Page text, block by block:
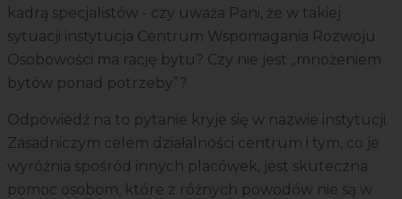
kadrą specjalistów - czy uważa Pani, że w takiej
sytuacji instytucja Centrum Wspomagania Rozwoju
Osobowości ma rację bytu? Czy nie jest „mnożeniem
bytów ponad potrzeby”?
Odpowiedź na to pytanie kryje się w nazwie instytucji.
Zasadniczym celem działalności centrum i tym, co je
wyróżnia spośród innych placówek, jest skuteczna
pomoc osobom, które z różnych powodów nie są w